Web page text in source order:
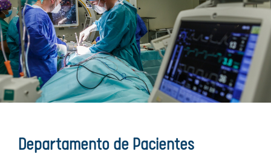
Departamento de Pacientes